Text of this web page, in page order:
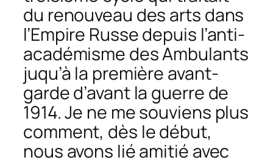
du renouveau des arts dans
l’Empire Russe depuis l’anti-
académisme des Ambulants
juqu’à la première avant-
garde d’avant la guerre de
1914. Je ne me souviens plus
comment, dès le début,
nous avons lié amitié avec